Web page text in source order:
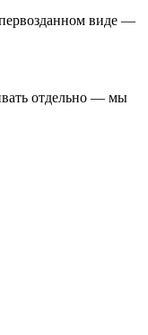
виде —
отдельно — мы